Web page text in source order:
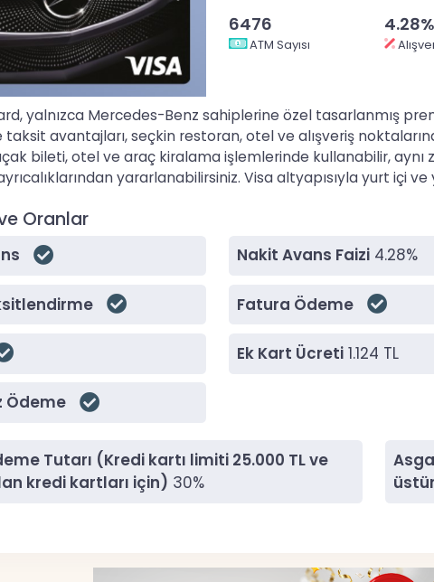
6476
ATM Sayısı
4.28%
yalnızca Mercedes-Benz sahiplerine özel tasarlanmış
taksit avantajları, seçkin restoran, otel ve alışveriş
bileti, otel ve araç kiralama işlemlerinde kullanabilir, aynı
yararlanabilirsiniz. Visa altyapısıyla yurt içi ve
Oranlar
Nakit Avans Faizi 4.28%
Fatura Ödeme
Ek Kart Ücreti 1.124 TL
Ödeme
Tutarı (Kredi kartı limiti 25.000 TL ve
kredi kartları için) 30%